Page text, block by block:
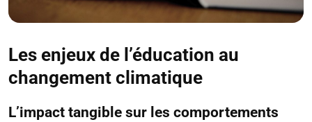
Les enjeux de l’éducation au
changement climatique
L’impact tangible sur les comportements